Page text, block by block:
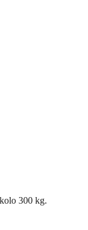
300 kg.